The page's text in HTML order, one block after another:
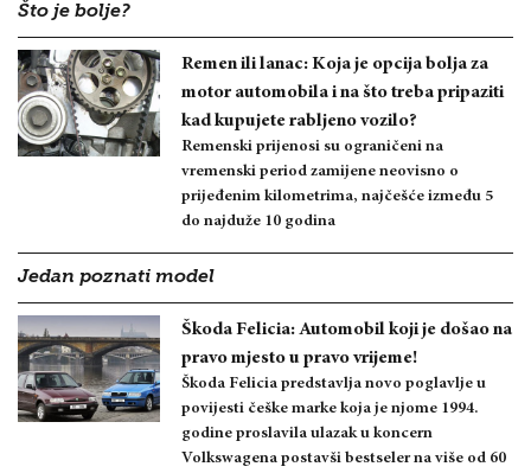
Što je bolje?
Remen ili lanac: Koja je opcija bolja za
motor automobila i na što treba pripaziti
kad kupujete rabljeno vozilo?
Remenski prijenosi su ograničeni na
vremenski period zamijene neovisno o
prijeđenim kilometrima, najčešće između 5
do najduže 10 godina
Jedan poznati model
Škoda Felicia: Automobil koji je došao na
pravo mjesto u pravo vrijeme!
Škoda Felicia predstavlja novo poglavlje u
povijesti češke marke koja je njome 1994.
godine proslavila ulazak u koncern
Volkswagena postavši bestseler na više od 60